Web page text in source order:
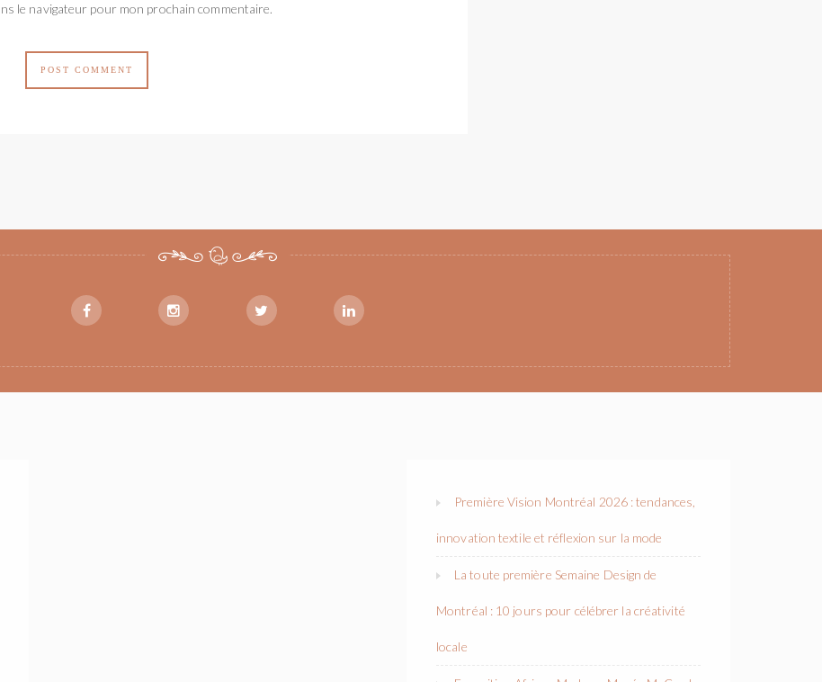
le navigateur pour mon prochain commentaire.
Première Vision Montréal 2026 : tendances,
innovation textile et réflexion sur la mode
La toute première Semaine Design de
Montréal : 10 jours pour célébrer la créativité
locale